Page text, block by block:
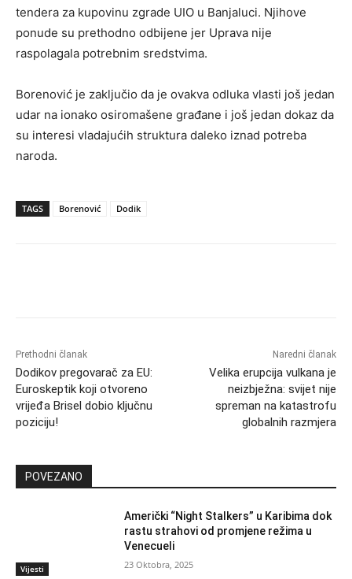
tendera za kupovinu zgrade UIO u Banjaluci. Njihove
ponude su prethodno odbijene jer Uprava nije
raspolagala potrebnim sredstvima.
Borenović je zaključio da je ovakva odluka vlasti još jedan
udar na ionako osiromašene građane i još jedan dokaz da
su interesi vladajućih struktura daleko iznad potreba
naroda.
TAGS Borenović Dodik
Prethodni članak
Dodikov pregovarač za EU:
Euroskeptik koji otvoreno
vrijeđa Brisel dobio ključnu
poziciju!
Naredni članak
Velika erupcija vulkana je
neizbježna: svijet nije
spreman na katastrofu
globalnih razmjera
POVEZANO
Vijesti
Američki “Night Stalkers” u Karibima dok
rastu strahovi od promjene režima u
Venecueli
23 Oktobra, 2025